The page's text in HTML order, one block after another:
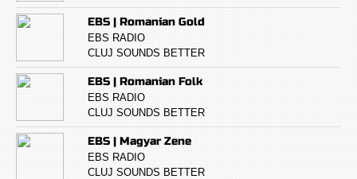
EBS | Romanian Gold
EBS RADIO
CLUJ SOUNDS BETTER
EBS | Romanian Folk
EBS RADIO
CLUJ SOUNDS BETTER
EBS | Magyar Zene
EBS RADIO
CLUJ SOUNDS BETTER